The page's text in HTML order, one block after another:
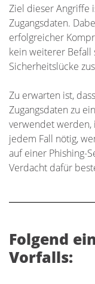
Ziel dieser Angriffe
Zugangsdaten.
erfolgreicher
kein weiterer Befall
Sicherheitslücke
Zu erwarten ist,
Zugangsdaten zu
verwendet werden,
jedem Fall nötig,
auf einer Phishing-
Verdacht dafür
Folgend
Vorfalls: